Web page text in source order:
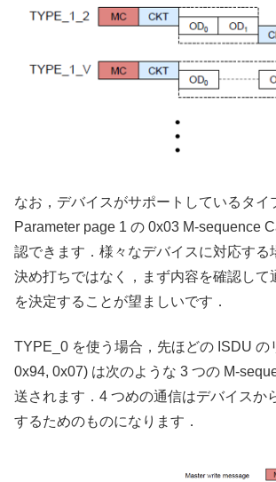
なお，デバイスがサポートしているタイ
Parameter page 1 の 0x03 M-sequence
認できます．様々なデバイスに対応する
決め打ちではなく，まず内容を確認して
を決定することが望ましいです．
TYPE_0 を使う場合，先ほどの ISDU の
0x94, 0x07) は次のような 3 つの M-
送されます．4 つめの通信はデバイスか
するためのものになります．